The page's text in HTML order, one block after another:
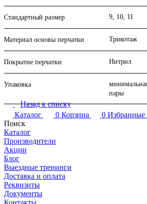
Стандартный размер 9, 10, 11
Материал основы перчатки Трикотаж
Покрытие перчатки Нитрил
Упаковка
пары
Назад к списку
Каталог
0 Корзина 0 Избранные
Поиск
Каталог
Производители
Акции
Блог
Выездные тренинги
Доставка и оплата
Реквизиты
Документы